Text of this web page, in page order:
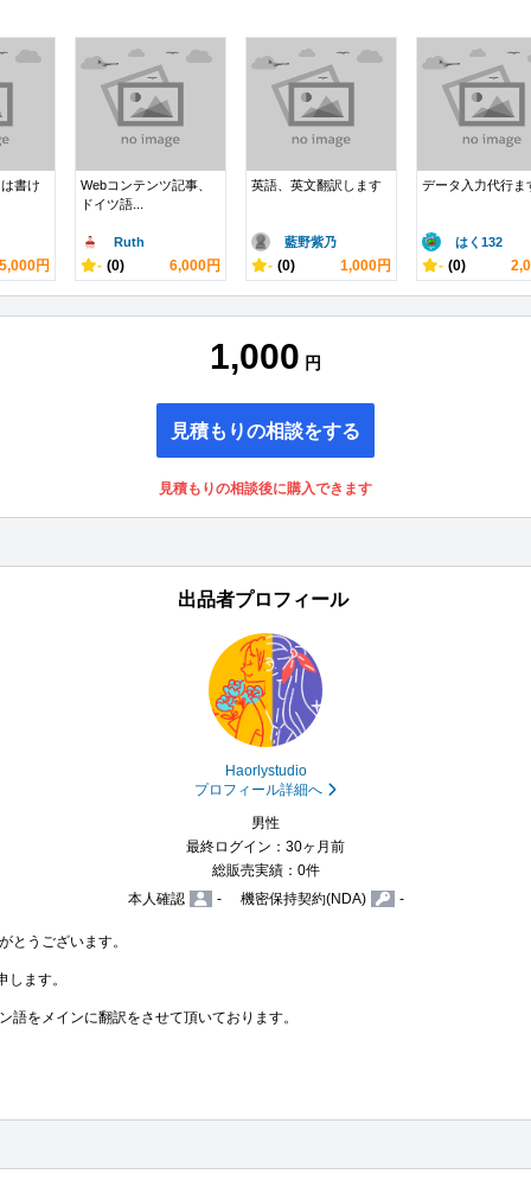
書け
5,000円
Webコンテンツ記事、
ドイツ語...
Ruth
- (0) 6,000円
英語、英文翻訳します
藍野紫乃
- (0) 1,000円
データ入力代行ま
はく132
- (0)
1,000 円
見積もりの相談をする
見積もりの相談後に購入できます
出品者プロフィール
Haorlystudio
プロフィール詳細へ
男性
最終ログイン：30ヶ月前
総販売実績：0件
本人確認
- 機密保持契約(NDA) -
とうございます。
ます。